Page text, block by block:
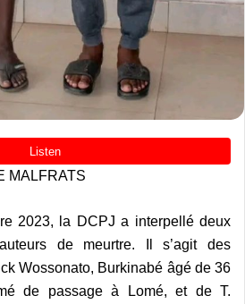
MALFRATS
2023, la DCPJ a interpellé deux
de meurtre. Il s’agit des
Wossonato, Burkinabé âgé de 36
de passage à Lomé, et de T.